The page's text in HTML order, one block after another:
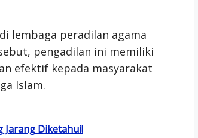
lembaga peradilan agama
pengadilan ini memiliki
efektif kepada masyarakat
Islam.
Jarang Diketahui!